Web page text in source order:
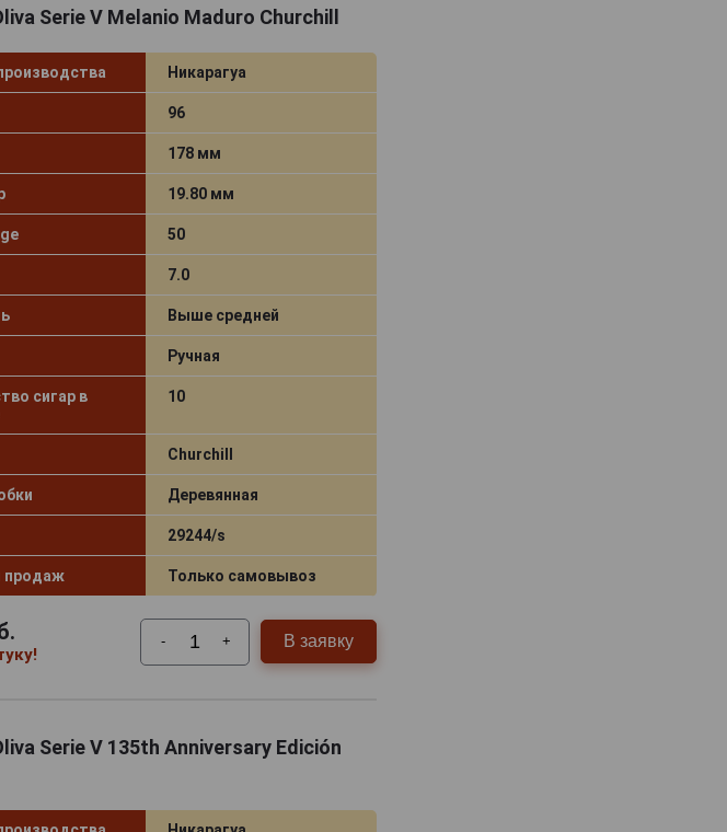
Serie V Melanio Maduro Churchill
Никарагуа
96
178 мм
19.80 мм
50
7.0
Выше средней
Ручная
сигар в
10
Churchill
Деревянная
29244/s
продаж Только самовывоз
- + В заявку
Serie V 135th Anniversary Edición